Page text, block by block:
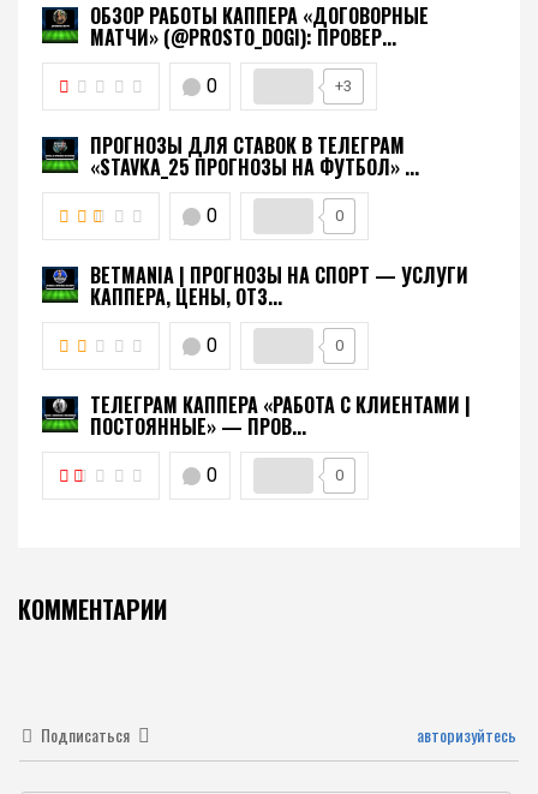
ОБЗОР РАБОТЫ КАППЕРА «ДОГОВОРНЫЕ
МАТЧИ» (@PROSTO_DOGI): ПРОВЕР...
0 +3
ПРОГНОЗЫ ДЛЯ СТАВОК В ТЕЛЕГРАМ
«STAVKA_25 ПРОГНОЗЫ НА ФУТБОЛ» ...
0 0
BETMANIA | ПРОГНОЗЫ НА СПОРТ — УСЛУГИ
КАППЕРА, ЦЕНЫ, ОТЗ...
0 0
ТЕЛЕГРАМ КАППЕРА «РАБОТА С КЛИЕНТАМИ |
ПОСТОЯННЫЕ» — ПРОВ...
0 0
КОММЕНТАРИИ
Подписаться авторизуйтесь